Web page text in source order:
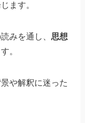
ます。
みを通し、思想
。
や解釈に迷った